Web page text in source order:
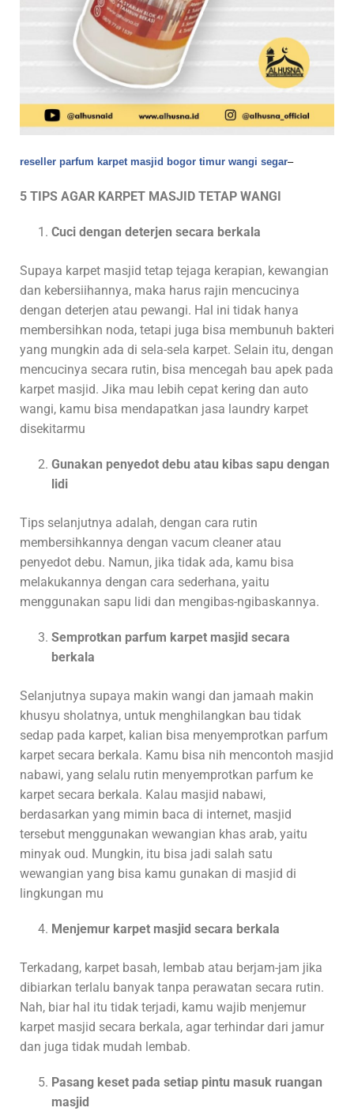
reseller parfum karpet masjid bogor timur wangi segar–
5 TIPS AGAR KARPET MASJID TETAP WANGI
Cuci dengan deterjen secara berkala
Supaya karpet masjid tetap tejaga kerapian, kewangian
dan kebersiihannya, maka harus rajin mencucinya
dengan deterjen atau pewangi. Hal ini tidak hanya
membersihkan noda, tetapi juga bisa membunuh bakteri
yang mungkin ada di sela-sela karpet. Selain itu, dengan
mencucinya secara rutin, bisa mencegah bau apek pada
karpet masjid. Jika mau lebih cepat kering dan auto
wangi, kamu bisa mendapatkan jasa laundry karpet
disekitarmu
Gunakan penyedot debu atau kibas sapu dengan
lidi
Tips selanjutnya adalah, dengan cara rutin
membersihkannya dengan vacum cleaner atau
penyedot debu. Namun, jika tidak ada, kamu bisa
melakukannya dengan cara sederhana, yaitu
menggunakan sapu lidi dan mengibas-ngibaskannya.
Semprotkan parfum karpet masjid secara
berkala
Selanjutnya supaya makin wangi dan jamaah makin
khusyu sholatnya, untuk menghilangkan bau tidak
sedap pada karpet, kalian bisa menyemprotkan parfum
karpet secara berkala. Kamu bisa nih mencontoh masjid
nabawi, yang selalu rutin menyemprotkan parfum ke
karpet secara berkala. Kalau masjid nabawi,
berdasarkan yang mimin baca di internet, masjid
tersebut menggunakan wewangian khas arab, yaitu
minyak oud. Mungkin, itu bisa jadi salah satu
wewangian yang bisa kamu gunakan di masjid di
lingkungan mu
Menjemur karpet masjid secara berkala
Terkadang, karpet basah, lembab atau berjam-jam jika
dibiarkan terlalu banyak tanpa perawatan secara rutin.
Nah, biar hal itu tidak terjadi, kamu wajib menjemur
karpet masjid secara berkala, agar terhindar dari jamur
dan juga tidak mudah lembab.
Pasang keset pada setiap pintu masuk ruangan
masjid